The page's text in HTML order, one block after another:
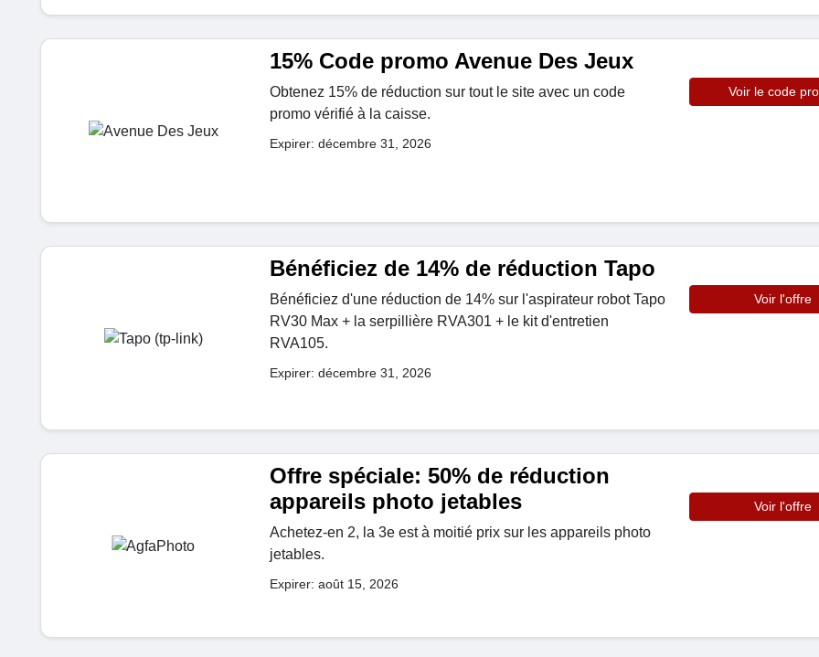
15% Code promo Avenue Des Jeux
Obtenez 15% de réduction sur tout le site avec un code
promo vérifié à la caisse.
Expirer: décembre 31, 2026
Voir le code
Bénéficiez de 14% de réduction Tapo
Bénéficiez d'une réduction de 14% sur l'aspirateur robot Tapo
RV30 Max + la serpillière RVA301 + le kit d'entretien
RVA105.
Expirer: décembre 31, 2026
Voir l'offre
Offre spéciale: 50% de réduction
appareils photo jetables
Achetez-en 2, la 3e est à moitié prix sur les appareils photo
jetables.
Expirer: août 15, 2026
Voir l'offre